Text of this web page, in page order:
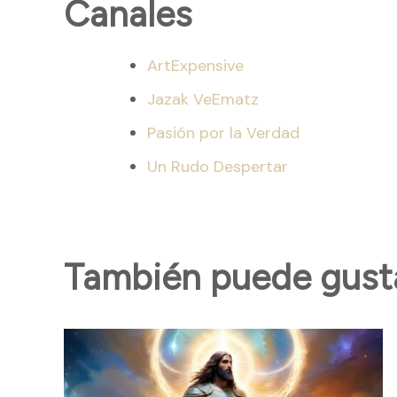
Canales
ArtExpensive
Jazak VeEmatz
Pasión por la Verdad
Un Rudo Despertar
También puede